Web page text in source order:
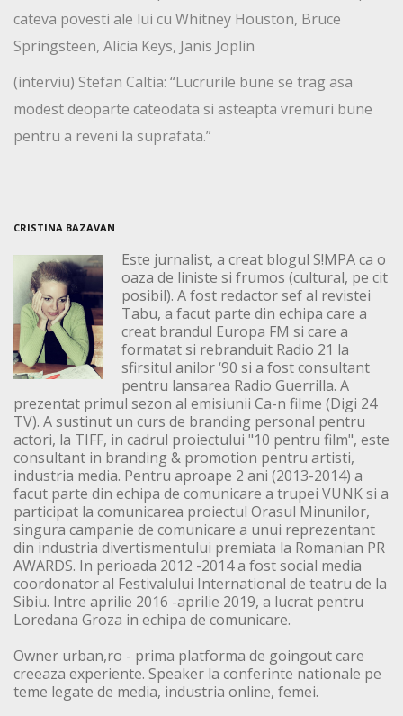
cateva povesti ale lui cu Whitney Houston, Bruce
Springsteen, Alicia Keys, Janis Joplin
(interviu) Stefan Caltia: “Lucrurile bune se trag asa
modest deoparte cateodata si asteapta vremuri bune
pentru a reveni la suprafata.”
CRISTINA BAZAVAN
Este jurnalist, a creat blogul S!MPA ca o
oaza de liniste si frumos (cultural, pe cit
posibil). A fost redactor sef al revistei
Tabu, a facut parte din echipa care a
creat brandul Europa FM si care a
formatat si rebranduit Radio 21 la
sfirsitul anilor ‘90 si a fost consultant
pentru lansarea Radio Guerrilla. A
prezentat primul sezon al emisiunii Ca-n filme (Digi 24
TV). A sustinut un curs de branding personal pentru
actori, la TIFF, in cadrul proiectului "10 pentru film", este
consultant in branding & promotion pentru artisti,
industria media. Pentru aproape 2 ani (2013-2014) a
facut parte din echipa de comunicare a trupei VUNK si a
participat la comunicarea proiectul Orasul Minunilor,
singura campanie de comunicare a unui reprezentant
din industria divertismentului premiata la Romanian PR
AWARDS. In perioada 2012 -2014 a fost social media
coordonator al Festivalului International de teatru de la
Sibiu. Intre aprilie 2016 -aprilie 2019, a lucrat pentru
Loredana Groza in echipa de comunicare.
Owner urban,ro - prima platforma de goingout care
creeaza experiente. Speaker la conferinte nationale pe
teme legate de media, industria online, femei.